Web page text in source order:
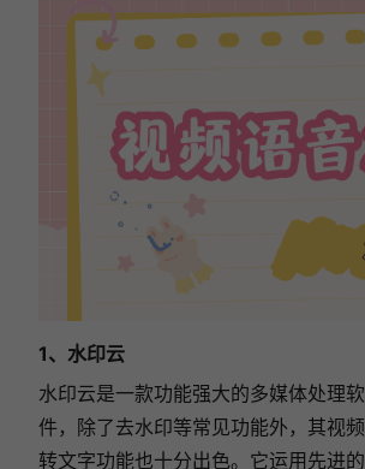
1、水印云
水印云是一款功能强大的多媒体处理软
件，除了去水印等常见功能外，其视频
转文字功能也十分出色。它运用先进的